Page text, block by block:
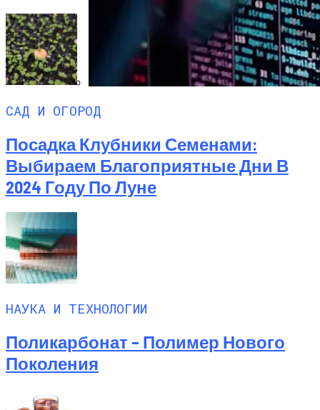
Преимущества И Особенности
IT-Армия Украины Может Пойти По
Пути ИГ И «Аль-Каиды»
САД И ОГОРОД
Посадка Клубники Семенами:
Выбираем Благоприятные Дни В
2024 Году По Луне
НАУКА И ТЕХНОЛОГИИ
Поликарбонат – Полимер Нового
Поколения